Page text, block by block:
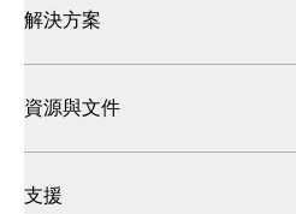
解決方案
資源與文件
支援